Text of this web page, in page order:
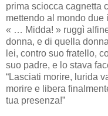
prima sciocca cagnetta
mettendo al mondo due
« … Midda! » ruggì
donna, e di quella
lei, contro suo fratello,
suo padre, e lo stava
“Lasciati morire, lurida
morire e libera
tua presenza!”